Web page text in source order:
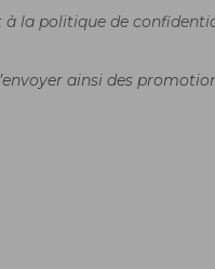
la politique de
ainsi des